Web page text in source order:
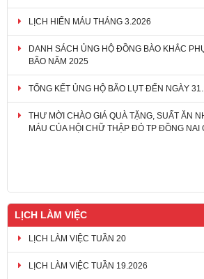
LỊCH HIẾN MÁU THÁNG 3.2026
DANH SÁCH ỦNG HỘ ĐỒNG BÀO KHẮC
BÃO NĂM 2025
TỔNG KẾT ỦNG HỘ BÃO LỤT ĐẾN NGÀY
THƯ MỜI CHÀO GIÁ QUÀ TẶNG, SUẤT ĂN
MÁU CỦA HỘI CHỮ THẬP ĐỎ TP ĐỒNG NAI
LỊCH LÀM VIỆC
LỊCH LÀM VIỆC TUẦN 20
LỊCH LÀM VIỆC TUẦN 19.2026